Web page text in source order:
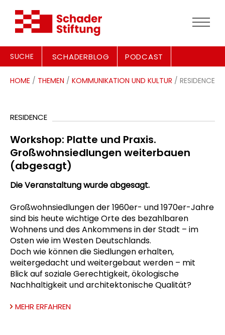
SUCHE SCHADERBLOG PODCAST
HOME / THEMEN / KOMMUNIKATION UND KULTUR / RESIDENCE
RESIDENCE
Workshop: Platte und Praxis.
Großwohnsiedlungen weiterbauen
(abgesagt)
Die Veranstaltung wurde abgesagt.
Großwohnsiedlungen der 1960er- und 1970er-Jahre
sind bis heute wichtige Orte des bezahlbaren
Wohnens und des Ankommens in der Stadt – im
Osten wie im Westen Deutschlands.
Doch wie können die Siedlungen erhalten,
weitergedacht und weitergebaut werden – mit
Blick auf soziale Gerechtigkeit, ökologische
Nachhaltigkeit und architektonische Qualität?
MEHR ERFAHREN